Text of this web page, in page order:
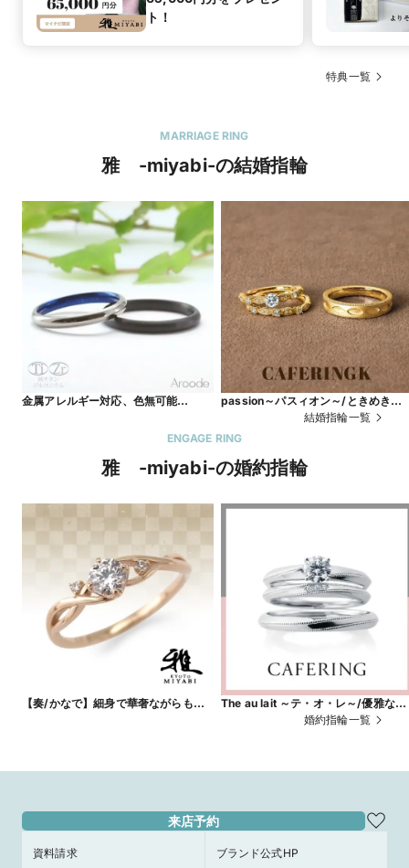
ト！
特典一覧
MARRIAGE RING
雅 -miyabi-の結婚指輪
金属アレルギー対応、色無可能
の美しさと幸福な着け心地を追求した
passion～パスィオン～/ときめきを
いつまでも［CAFERING K］
結婚指輪一覧
ENGAGE RING
雅 -miyabi-の婚約指輪
【奏/かなで】細身で華奢ながらも透
The au lait ～テ・オ・レ～/優雅な人
婚約指輪一覧
来店予約
資料請求 ブランド公式HP